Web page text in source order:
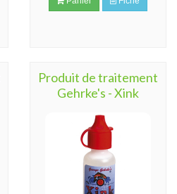
Produit de traitement
Gehrke's - Xink